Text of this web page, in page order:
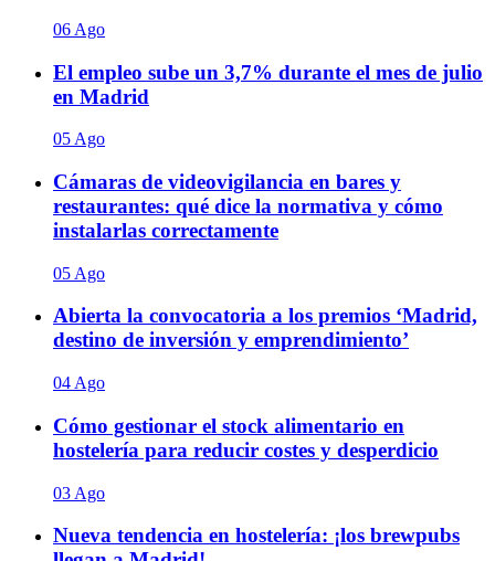
06 Ago
El empleo sube un 3,7% durante el mes de julio
en Madrid
05 Ago
Cámaras de videovigilancia en bares y
restaurantes: qué dice la normativa y cómo
instalarlas correctamente
05 Ago
Abierta la convocatoria a los premios ‘Madrid,
destino de inversión y emprendimiento’
04 Ago
Cómo gestionar el stock alimentario en
hostelería para reducir costes y desperdicio
03 Ago
Nueva tendencia en hostelería: ¡los brewpubs